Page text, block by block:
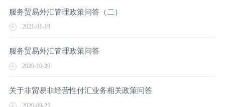
服务贸易外汇管理政策问答（二）
2021-01-19
服务贸易外汇管理政策问答
2020-10-20
关于非贸易非经营性付汇业务相关政策问答
2020-09-25